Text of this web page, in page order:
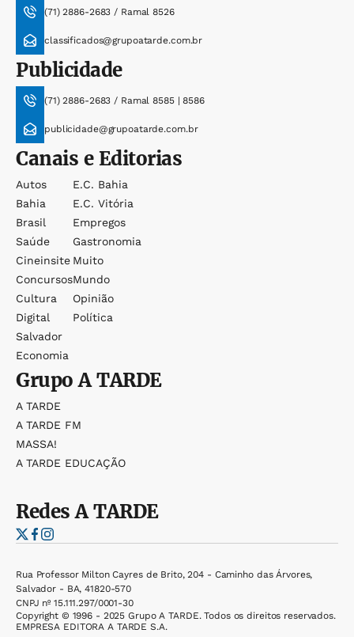
(71) 2886-2683 / Ramal 8526
classificados@grupoatarde.com.br
Publicidade
(71) 2886-2683 / Ramal 8585 | 8586
publicidade@grupoatarde.com.br
Canais e Editorias
Autos
Bahia
Brasil
Saúde
Cineinsite
Concursos
Cultura
Digital
Salvador
Economia
E.c. Bahia
E.c. Vitória
Empregos
Gastronomia
Muito
Mundo
Opinião
Política
GrupoA TARDE
A TARDE
A TARDE FM
MASSA!
A TARDE EDUCAÇÃO
RedesA TARDE
Rua Professor Milton Cayres de Brito, 204 - Caminho das Árvores,
Salvador - BA, 41820-570
CNPJ nº 15.111.297/0001-30
Copyright © 1996 - 2025 Grupo A TARDE. Todos os direitos reservados.
EMPRESA EDITORA A TARDE S.A.